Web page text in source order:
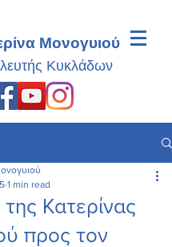
Μονογυιού
Κυκλάδων
Κατερίνας
προς τον
1 min read